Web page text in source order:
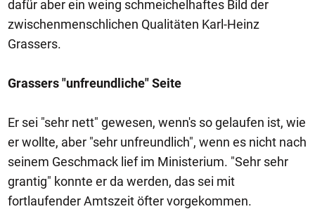
dafür aber ein weing schmeichelhaftes Bild der
zwischenmenschlichen Qualitäten Karl-Heinz
Grassers.
Grassers "unfreundliche" Seite
Er sei "sehr nett" gewesen, wenn's so gelaufen ist, wie
er wollte, aber "sehr unfreundlich", wenn es nicht nach
seinem Geschmack lief im Ministerium. "Sehr sehr
grantig" konnte er da werden, das sei mit
fortlaufender Amtszeit öfter vorgekommen.